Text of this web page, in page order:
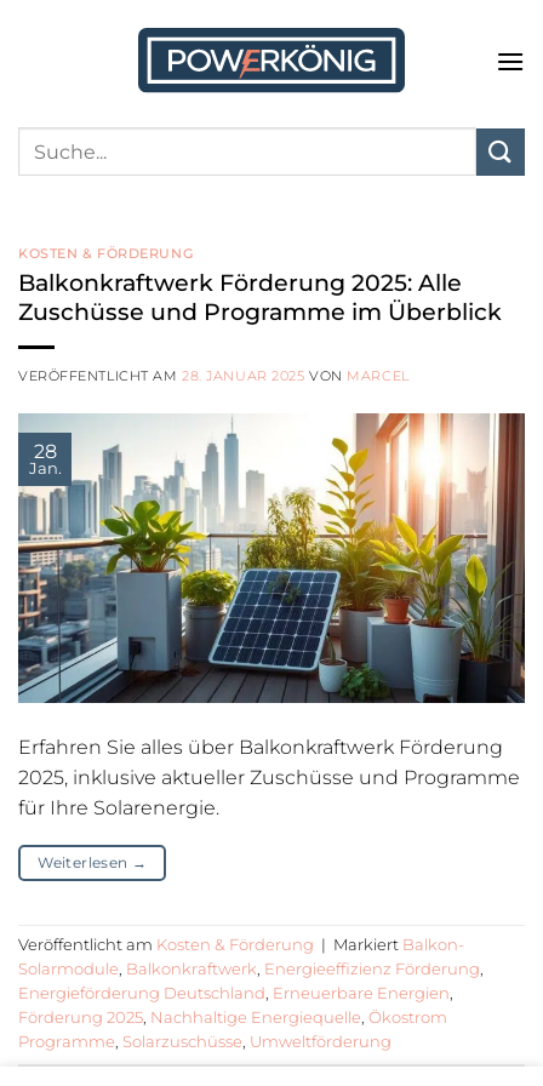
KOSTEN & FÖRDERUNG
Balkonkraftwerk Förderung 2025: Alle
Zuschüsse und Programme im Überblick
VERÖFFENTLICHT AM28. JANUAR 2025 VON MARCEL
28
Jan.
Erfahren Sie alles über Balkonkraftwerk Förderung
2025, inklusive aktueller Zuschüsse und Programme
für Ihre Solarenergie.
Weiterlesen →
Veröffentlicht am Kosten & Förderung | Markiert Balkon-
Solarmodule Balkonkraftwerk Energieeffizienz Förderung
Energieförderung Deutschland Erneuerbare Energien
Förderung 2025 Nachhaltige Energiequelle Ökostrom
Programme Solarzuschüsse Umweltförderung